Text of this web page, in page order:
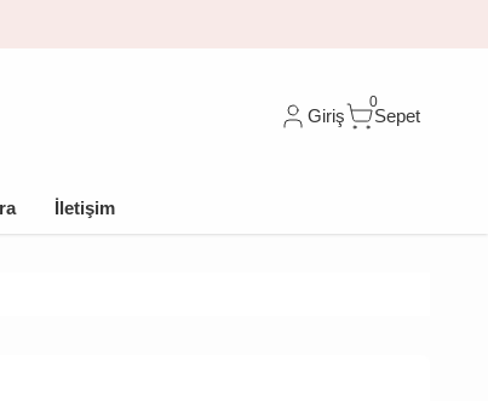
Giriş
0
Sepet
İletişim